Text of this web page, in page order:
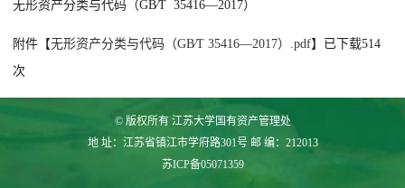
无形资产分类与代码（GB∕T 35416—2017）
附件【无形资产分类与代码（GB∕T 35416—2017）.pdf】已下载514
次
© 版权所有 江苏大学国有资产管理处
地 址：江苏省镇江市学府路301号 邮 编：212013
苏ICP备05071359